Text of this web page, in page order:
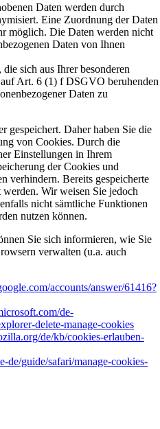
Daten werden durch
Eine Zuordnung der Daten
möglich. Die Daten werden nicht
Daten von Ihnen
sich aus Ihrer besonderen
Art. 6 (1) f DSGVO beruhenden
Daten zu
gespeichert. Daher haben Sie die
von Cookies. Durch die
Einstellungen in Ihrem
der Cookies und
verhindern. Bereits gespeicherte
Wir weisen Sie jedoch
nicht sämtliche Funktionen
nutzen können.
Sie sich informieren, wie Sie
verwalten (u.a. auch
accounts/answer/61416?
de-
delete-manage-cookies
de/kb/cookies-erlauben-
de/guide/safari/manage-cookies-